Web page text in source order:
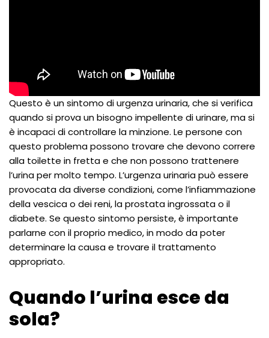
Questo è un sintomo di urgenza urinaria, che si verifica
quando si prova un bisogno impellente di urinare, ma si
è incapaci di controllare la minzione. Le persone con
questo problema possono trovare che devono correre
alla toilette in fretta e che non possono trattenere
l’urina per molto tempo. L’urgenza urinaria può essere
provocata da diverse condizioni, come l’infiammazione
della vescica o dei reni, la prostata ingrossata o il
diabete. Se questo sintomo persiste, è importante
parlarne con il proprio medico, in modo da poter
determinare la causa e trovare il trattamento
appropriato.
Quando l’urina esce da
sola?